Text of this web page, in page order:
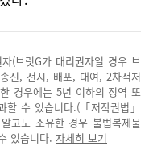
(브릿G가 대리권자일 경우 브
신, 전시, 배포, 대여, 2차적저
경우에는 5년 이하의 징역 또
수 있습니다.(「저작권법」
고도 소유한 경우 불법복제물
있습니다. 자세히 보기